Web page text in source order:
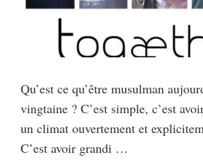
Qu’est ce qu’être musulman
vingtaine ? C’est simple, c’est
un climat ouvertement et
C’est avoir grandi …